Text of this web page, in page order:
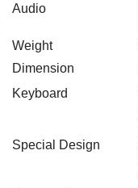
Audio
Weight
Dimension
Keyboard
Special Design